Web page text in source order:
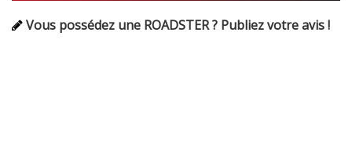
Vous possédez une ROADSTER ? Publiez votre avis !